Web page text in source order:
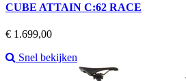
CUBE ATTAIN C:62 RACE
Prijs
€ 1.699,00
Snel bekijken